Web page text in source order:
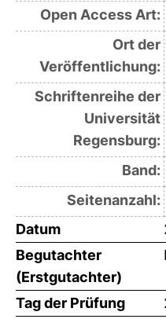
Open Access Art:
Ort der
Veröffentlichung:
Schriftenreihe der
Universität
Regensburg:
Band:
Seitenanzahl:
Datum
Begutachter
(Erstgutachter)
Tag der Prüfung